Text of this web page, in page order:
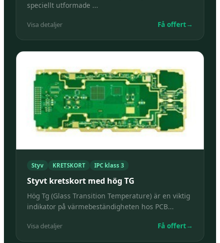
speciellt utformade ...
Visa detaljer Få offert→
Styv KRETSKORT IPC klass 3
Styvt kretskort med hög TG
Hög Tg (Glass Transition Temperature) är en viktig
indikator på värmebeständigheten hos PCB...
Visa detaljer Få offert→